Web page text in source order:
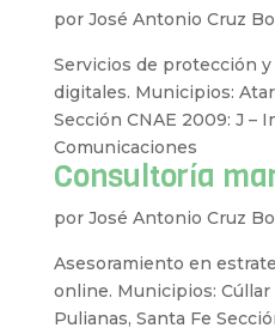
por José Antonio Cruz
Servicios de protección
digitales. Municipios:
Sección CNAE 2009: J –
Comunicaciones
Consultoría
por José Antonio Cruz
Asesoramiento en
online. Municipios: Cúllar
Pulianas, Santa Fe